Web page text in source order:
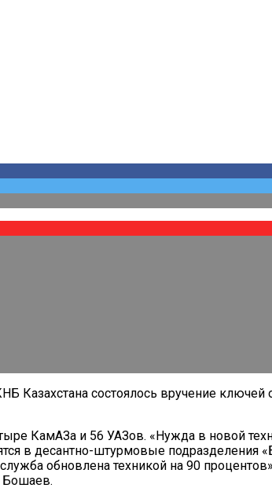
Казахстана состоялось вручение
КамАЗа и 56 УАЗов. «Нужда в новой
в десантно-штурмовые подразделения
обновлена техникой на 90
Бошаев.